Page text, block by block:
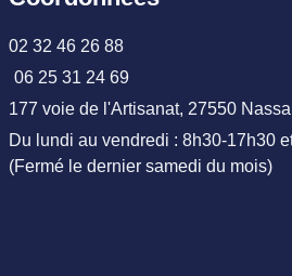
02 32 46 26 88
06 25 31 24 69
177 voie de l'Artisanat, 27550
Du lundi au vendredi : 8h30-17h30
(Fermé le dernier samedi du mois)